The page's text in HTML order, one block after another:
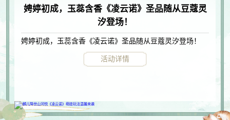
娉婷初成，玉蕊含香《凌云诺》圣品随从豆蔻灵
汐登场！
娉婷初成，玉蕊含香《凌云诺》圣品随从豆蔻灵汐登场！
活动详情